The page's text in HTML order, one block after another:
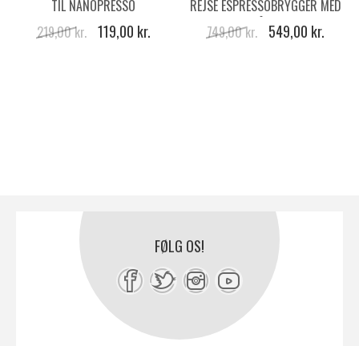
TIL NANOPRESSO
219,00 kr.
119,00 kr.
REJSE ESPRESSOBRYGGER MED
LYNLÅS ETUI
749,00 kr. 549,00 kr.
FØLG OS!